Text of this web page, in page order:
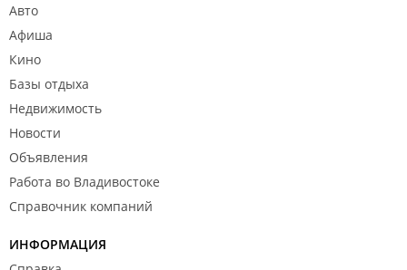
Авто
Афиша
Кино
Базы отдыха
Недвижимость
Новости
Объявления
Работа во Владивостоке
Справочник компаний
ИНФОРМАЦИЯ